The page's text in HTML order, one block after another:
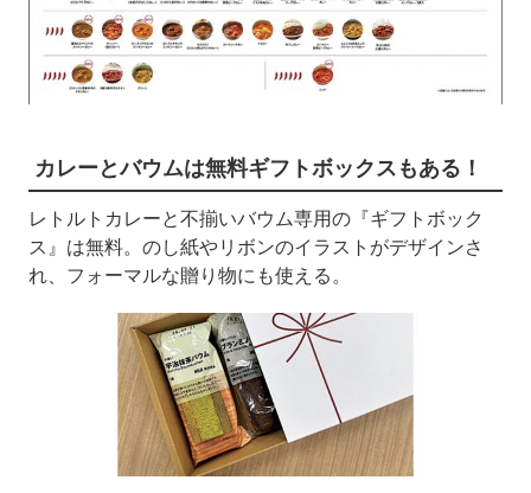
カレーとバウムは無料ギフトボックスもある！
レトルトカレーと不揃いバウム専用の『ギフトボック
ス』は無料。のし紙やリボンのイラストがデザインさ
れ、フォーマルな贈り物にも使える。